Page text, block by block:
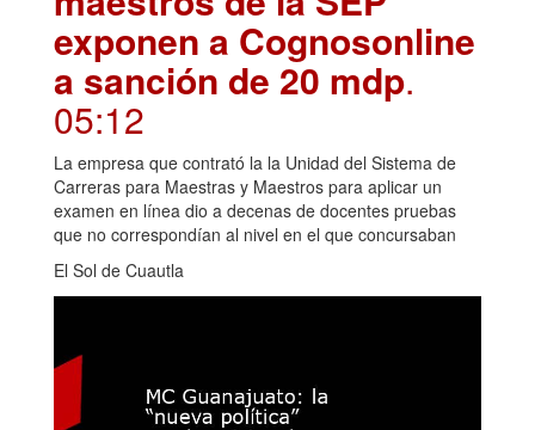
exponen a Cognosonline
a sanción de 20 mdp.
05:12
La empresa que contrató la la Unidad del Sistema de
Carreras para Maestras y Maestros para aplicar un
examen en línea dio a decenas de docentes pruebas
que no correspondían al nivel en el que concursaban
El Sol de Cuautla